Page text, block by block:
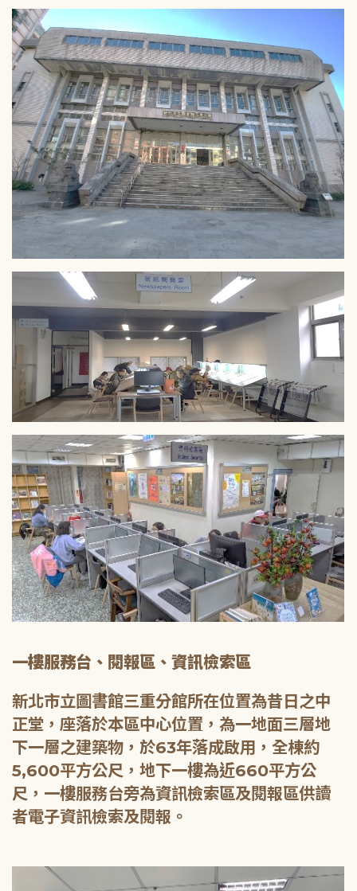
一樓服務台、閱報區、資訊檢索區
新北市立圖書館三重分館所在位置為昔日之中
正堂，座落於本區中心位置，為一地面三層地
下一層之建築物，於63年落成啟用，全棟約
5,600平方公尺，地下一樓為近660平方公
尺，一樓服務台旁為資訊檢索區及閱報區供讀
者電子資訊檢索及閱報。